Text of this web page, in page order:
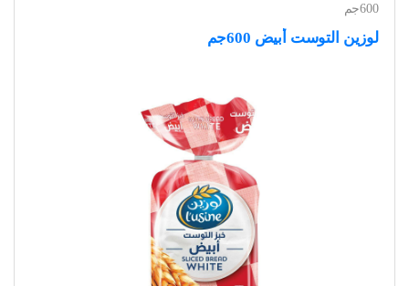
600جم
لوزين التوست أبيض 600جم